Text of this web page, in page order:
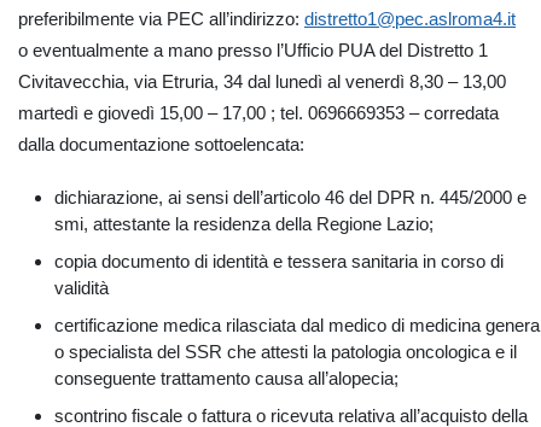
preferibilmente via PEC all’indirizzo: distretto1@pec.aslroma4.it
o eventualmente a mano presso l’Ufficio PUA del Distretto 1
Civitavecchia, via Etruria, 34 dal lunedì al venerdì 8,30 – 13,00
martedì e giovedì 15,00 – 17,00 ; tel. 0696669353 – corredata
dalla documentazione sottoelencata:
dichiarazione, ai sensi dell’articolo 46 del DPR n. 445/2000 e
smi, attestante la residenza della Regione Lazio;
copia documento di identità e tessera sanitaria in corso di
validità
certificazione medica rilasciata dal medico di medicina
o specialista del SSR che attesti la patologia oncologica e il
conseguente trattamento causa all’alopecia;
scontrino fiscale o fattura o ricevuta relativa all’acquisto della